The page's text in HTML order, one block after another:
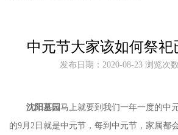
中元节大家该如何祭祀
发布日期：2020-08-23 浏览次
沈阳墓园马上就要到我们一年一度的中
的9月 2 日就是中元节，每到中元节，家属都